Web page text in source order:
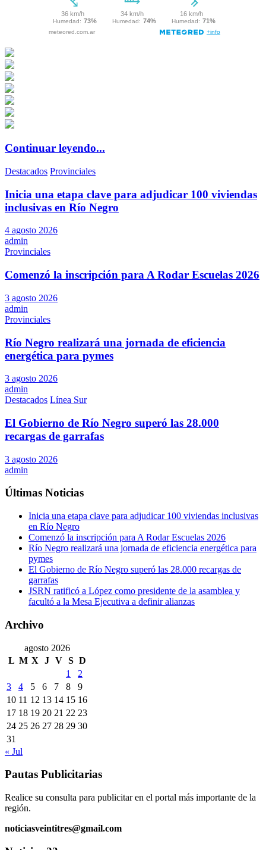
Continuar leyendo...
Destacados Provinciales
Inicia una etapa clave para adjudicar 100 viviendas
inclusivas en Río Negro
4 agosto 2026
admin
Provinciales
Comenzó la inscripción para A Rodar Escuelas 2026
3 agosto 2026
admin
Provinciales
Río Negro realizará una jornada de eficiencia
energética para pymes
3 agosto 2026
admin
Destacados Línea Sur
El Gobierno de Río Negro superó las 28.000
recargas de garrafas
3 agosto 2026
admin
Últimas Noticias
Inicia una etapa clave para adjudicar 100 viviendas inclusivas
en Río Negro
Comenzó la inscripción para A Rodar Escuelas 2026
Río Negro realizará una jornada de eficiencia energética para
pymes
El Gobierno de Río Negro superó las 28.000 recargas de
garrafas
JSRN ratificó a López como presidente de la asamblea y
facultó a la Mesa Ejecutiva a definir alianzas
Archivo
agosto 2026
L M X J V S D
1
2
3
4 5 6 7 8
9
10 11 12 13 14 15 16
17 18 19 20 21 22 23
24 25 26 27 28 29 30
31
« Jul
Pautas Publicitarias
Realice su consulta para publicitar en el portal más importante de la
región.
noticiasveintitres@gmail.com